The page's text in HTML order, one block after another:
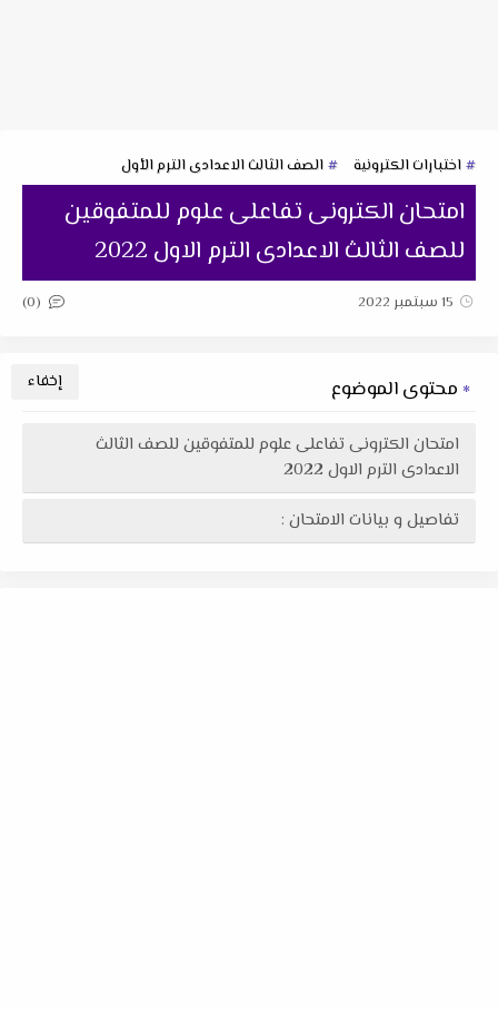
اختبارات الكترونية الصف الثالث الاعدادى الترم الأول
امتحان الكترونى تفاعلى علوم للمتفوقين
للصف الثالث الاعدادى الترم الاول 2022
15 سبتمبر 2022 (0)
محتوى الموضوع
امتحان الكترونى تفاعلى علوم للمتفوقين للصف الثالث
الاعدادى الترم الاول 2022
تفاصيل و بيانات الامتحان :